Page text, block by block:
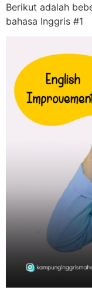
Berikut adalah
bahasa Inggris #1